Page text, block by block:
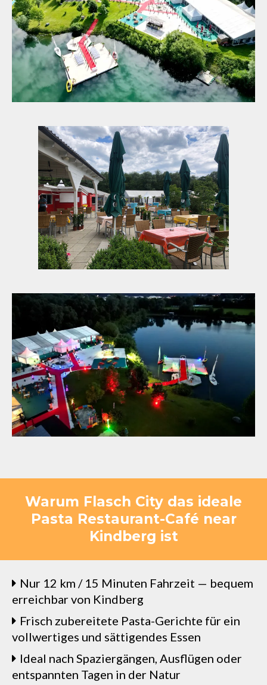
Warum Flasch City das ideale
Pasta Restaurant-Café near
Kindberg ist
Nur 12 km / 15 Minuten Fahrzeit — bequem
erreichbar von Kindberg
Frisch zubereitete Pasta-Gerichte für ein
vollwertiges und sättigendes Essen
Ideal nach Spaziergängen, Ausflügen oder
entspannten Tagen in der Natur